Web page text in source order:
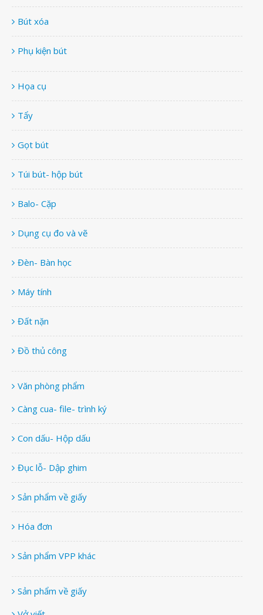
Bút xóa
Phụ kiện bút
Họa cụ
Tẩy
Gọt bút
Túi bút- hộp bút
Balo- Cặp
Dụng cụ đo và vẽ
Đèn- Bàn học
Máy tính
Đất nặn
Đồ thủ công
Văn phòng phẩm
Càng cua- file- trình ký
Con dấu- Hộp dấu
Đục lỗ- Dập ghim
Sản phẩm về giấy
Hóa đơn
Sản phẩm VPP khác
Sản phẩm về giấy